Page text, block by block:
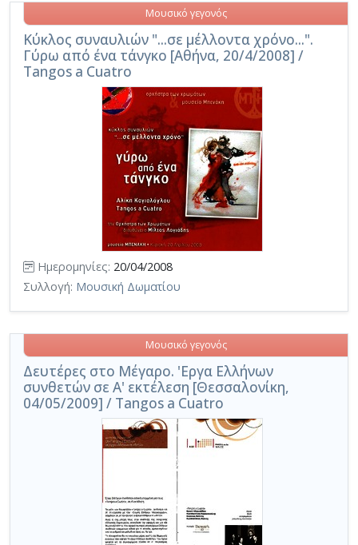
Κύκλος συναυλιών "...σε μέλλοντα χρόνο...".
Γύρω από ένα τάνγκο [Αθήνα, 20/4/2008] /
Tangos a Cuatro
Μουσικό γεγονός
Ημερομηνίες: 20/04/2008
Συλλογή: Μουσική Δωματίου
Δευτέρες στο Μέγαρο. 'Εργα Ελλήνων
συνθετών σε Α' εκτέλεση [Θεσσαλονίκη,
04/05/2009] / Tangos a Cuatro
Μουσικό γεγονός